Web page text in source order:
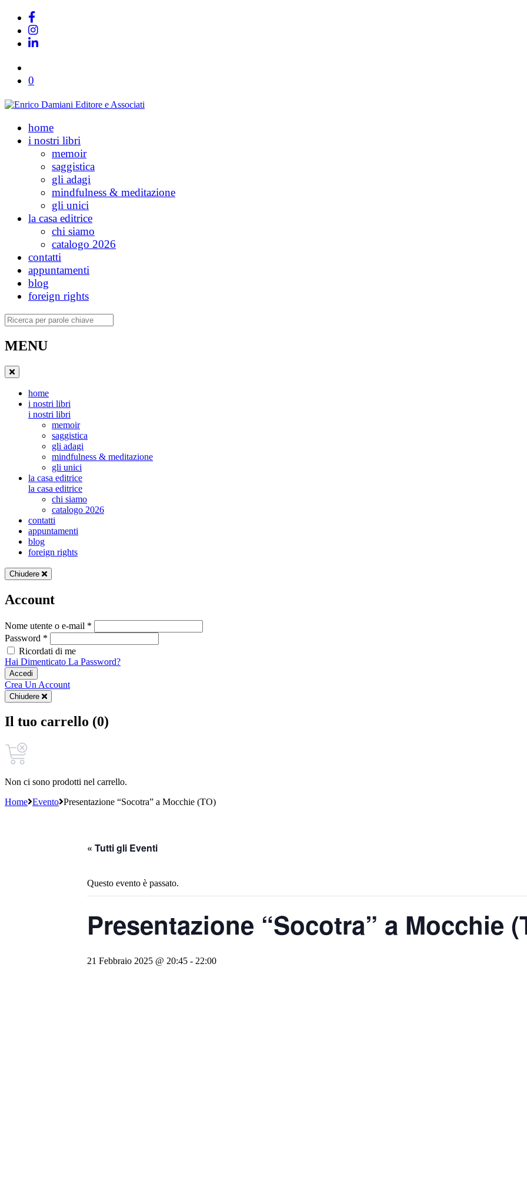
0
home
i nostri libri
memoir
saggistica
gli adagi
mindfulness & meditazione
gli unici
la casa editrice
chi siamo
catalogo 2026
contatti
appuntamenti
blog
foreign rights
Ricerca
MENU
home
i nostri libri
i nostri libri
memoir
saggistica
gli adagi
mindfulness & meditazione
gli unici
la casa editrice
la casa editrice
chi siamo
catalogo 2026
contatti
appuntamenti
blog
foreign rights
Chiudere
Account
Nome utente o e-mail *
Password *
Ricordati di me
Hai Dimenticato La Password?
Accedi
Crea Un Account
Chiudere
Il tuo carrello (0)
Non ci sono prodotti nel carrello.
Home Evento Presentazione “Socotra” a Mocchie (TO)
« Tutti gli Eventi
Questo evento è passato.
Presentazione “Socotra” a Mocchie
21 Febbraio 2025 @ 20:45 - 22:00